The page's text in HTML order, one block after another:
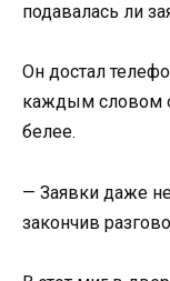
подавалась ли
Он достал
каждым словом
белее.
— Заявки даже
закончив